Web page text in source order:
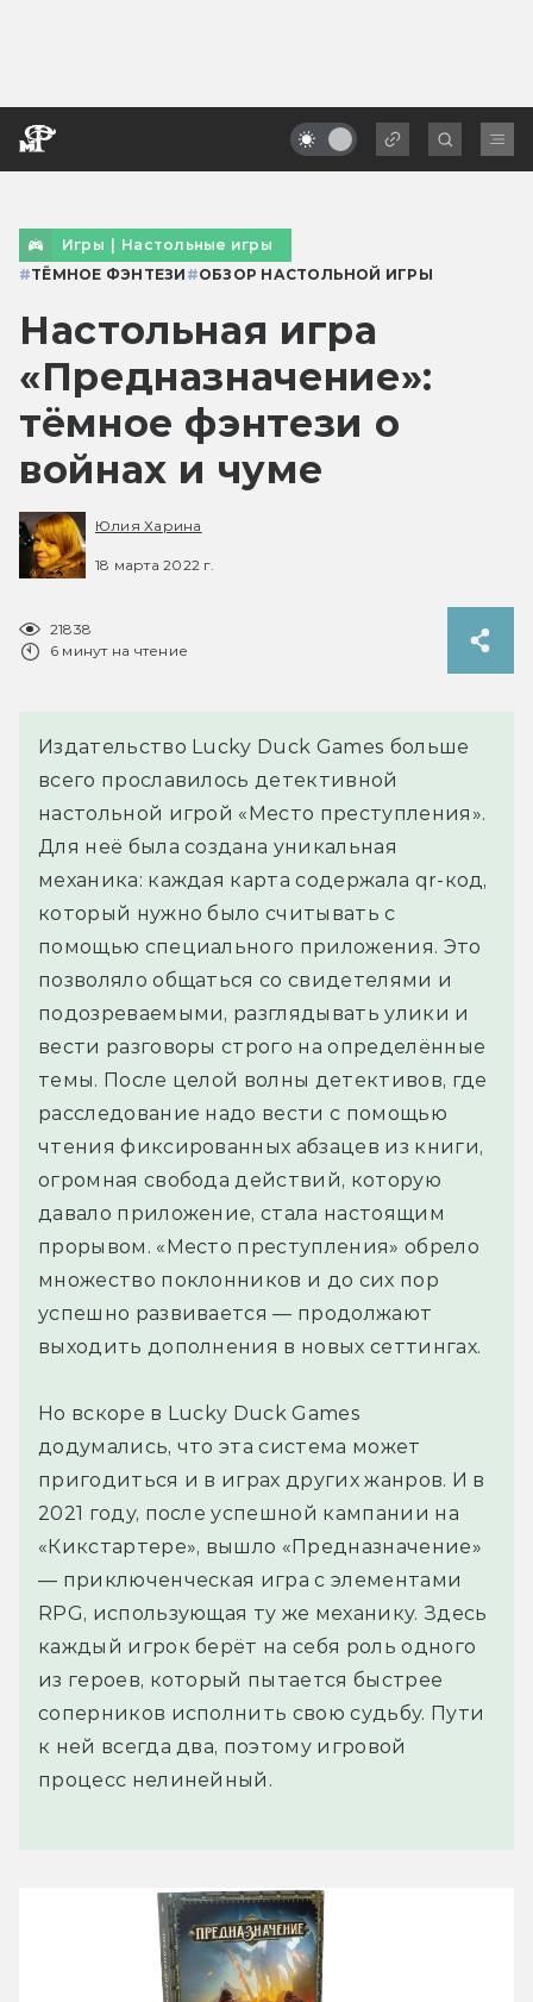
Игры | Настольные игры
#ТЁМНОЕ ФЭНТЕЗИ #ОБЗОР НАСТОЛЬНОЙ ИГРЫ
Настольная игра
«Предназначение»:
тёмное фэнтези о
войнах и чуме
Юлия Харина
18 марта 2022 г.
21838
6 минут на чтение
Издательство Lucky Duck Games больше
всего прославилось детективной
настольной игрой «Место преступления».
Для неё была создана уникальная
механика: каждая карта содержала qr-код,
который нужно было считывать с
помощью специального приложения. Это
позволяло общаться со свидетелями и
подозреваемыми, разглядывать улики и
вести разговоры строго на определённые
темы. После целой волны детективов, где
расследование надо вести с помощью
чтения фиксированных абзацев из книги,
огромная свобода действий, которую
давало приложение, стала настоящим
прорывом. «Место преступления» обрело
множество поклонников и до сих пор
успешно развивается — продолжают
выходить дополнения в новых сеттингах.
Но вскоре в Lucky Duck Games
додумались, что эта система может
пригодиться и в играх других жанров. И в
2021 году, после успешной кампании на
«Кикстартере», вышло «Предназначение»
— приключенческая игра с элементами
RPG, использующая ту же механику. Здесь
каждый игрок берёт на себя роль одного
из героев, который пытается быстрее
соперников исполнить свою судьбу. Пути
к ней всегда два, поэтому игровой
процесс нелинейный.